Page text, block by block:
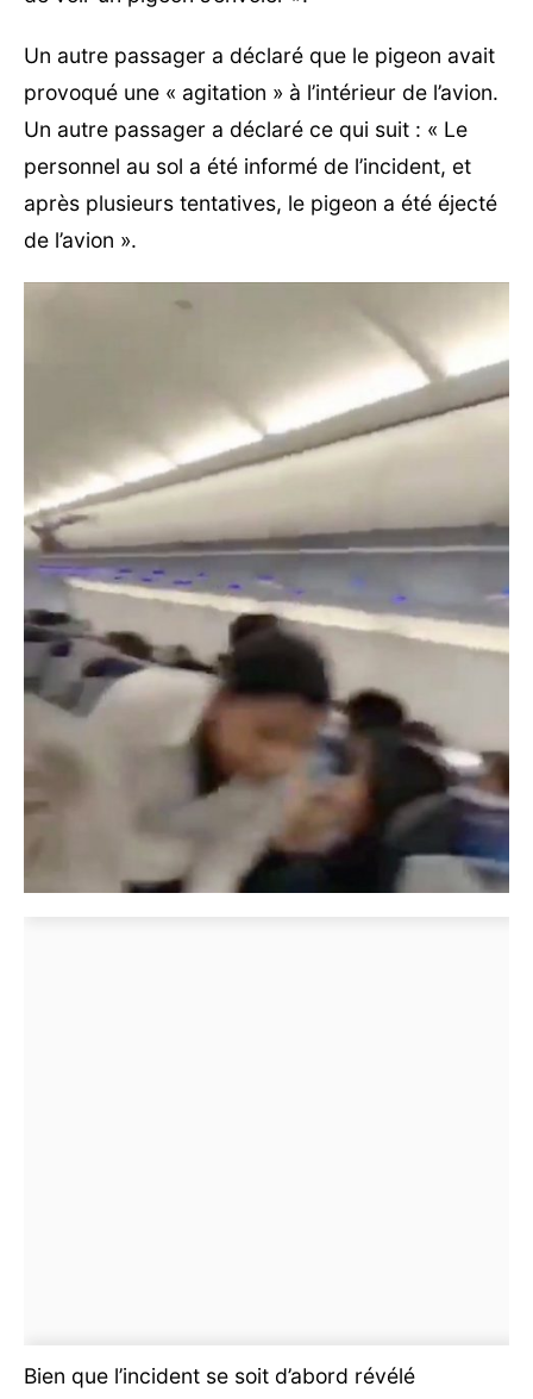
Un autre passager a déclaré que le pigeon avait
provoqué une « agitation » à l’intérieur de l’avion.
Un autre passager a déclaré ce qui suit : « Le
personnel au sol a été informé de l’incident, et
après plusieurs tentatives, le pigeon a été éjecté
de l’avion ».
Bien que l’incident se soit d’abord révélé